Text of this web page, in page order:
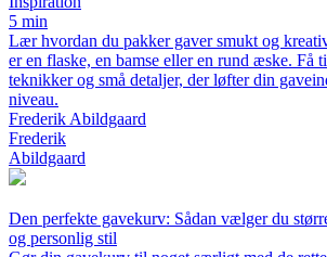
5 min
Lær hvordan du pakker gaver smukt og
er en flaske, en bamse eller en rund æske. Få
teknikker og små detaljer, der løfter din
niveau.
Frederik Abildgaard
Frederik
Abildgaard
Den perfekte gavekurv: Sådan vælger du
og personlig stil